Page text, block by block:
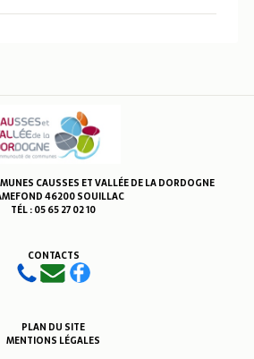
CAUSSES ET VALLÉE DE LA DORDOGNE
46200 SOUILLAC
TÉL : 05 65 27 02 10
CONTACTS
PLAN DU SITE
MENTIONS LÉGALES